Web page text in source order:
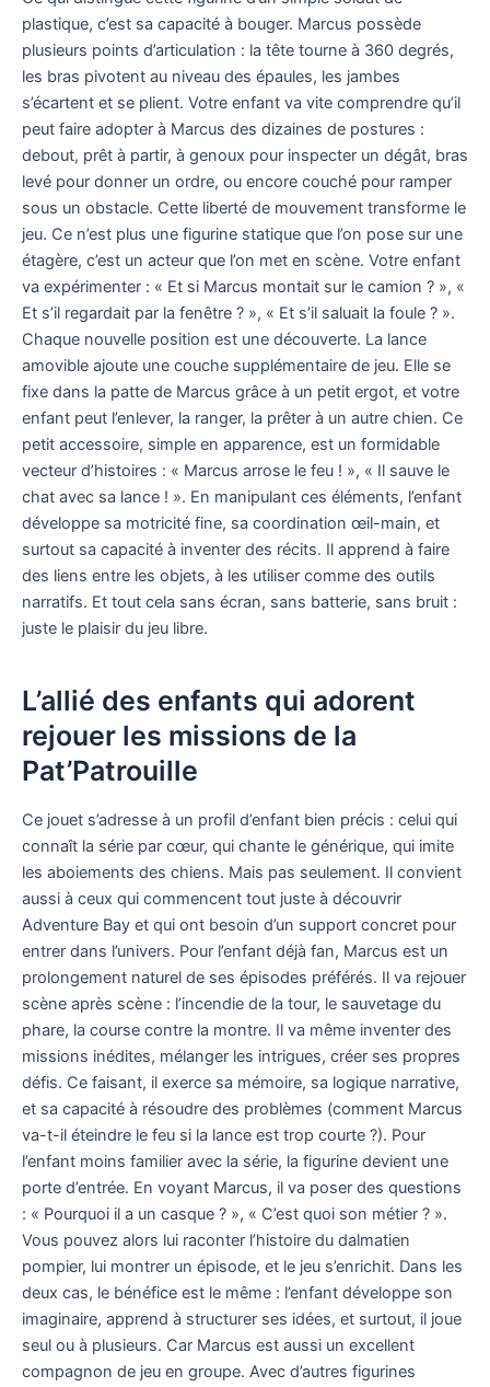
plastique, c’est sa capacité à bouger. Marcus possède
plusieurs points d’articulation : la tête tourne à 360 degrés,
les bras pivotent au niveau des épaules, les jambes
s’écartent et se plient. Votre enfant va vite comprendre qu’il
peut faire adopter à Marcus des dizaines de postures :
debout, prêt à partir, à genoux pour inspecter un dégât, bras
levé pour donner un ordre, ou encore couché pour ramper
sous un obstacle. Cette liberté de mouvement transforme le
jeu. Ce n’est plus une figurine statique que l’on pose sur une
étagère, c’est un acteur que l’on met en scène. Votre enfant
va expérimenter : « Et si Marcus montait sur le camion ? », «
Et s’il regardait par la fenêtre ? », « Et s’il saluait la foule ? ».
Chaque nouvelle position est une découverte. La lance
amovible ajoute une couche supplémentaire de jeu. Elle se
fixe dans la patte de Marcus grâce à un petit ergot, et votre
enfant peut l’enlever, la ranger, la prêter à un autre chien. Ce
petit accessoire, simple en apparence, est un formidable
vecteur d’histoires : « Marcus arrose le feu ! », « Il sauve le
chat avec sa lance ! ». En manipulant ces éléments, l’enfant
développe sa motricité fine, sa coordination œil-main, et
surtout sa capacité à inventer des récits. Il apprend à faire
des liens entre les objets, à les utiliser comme des outils
narratifs. Et tout cela sans écran, sans batterie, sans bruit :
juste le plaisir du jeu libre.
L’allié des enfants qui adorent
rejouer les missions de la
Pat’Patrouille
Ce jouet s’adresse à un profil d’enfant bien précis : celui qui
connaît la série par cœur, qui chante le générique, qui imite
les aboiements des chiens. Mais pas seulement. Il convient
aussi à ceux qui commencent tout juste à découvrir
Adventure Bay et qui ont besoin d’un support concret pour
entrer dans l’univers. Pour l’enfant déjà fan, Marcus est un
prolongement naturel de ses épisodes préférés. Il va rejouer
scène après scène : l’incendie de la tour, le sauvetage du
phare, la course contre la montre. Il va même inventer des
missions inédites, mélanger les intrigues, créer ses propres
défis. Ce faisant, il exerce sa mémoire, sa logique narrative,
et sa capacité à résoudre des problèmes (comment Marcus
va-t-il éteindre le feu si la lance est trop courte ?). Pour
l’enfant moins familier avec la série, la figurine devient une
porte d’entrée. En voyant Marcus, il va poser des questions
: « Pourquoi il a un casque ? », « C’est quoi son métier ? ».
Vous pouvez alors lui raconter l’histoire du dalmatien
pompier, lui montrer un épisode, et le jeu s’enrichit. Dans les
deux cas, le bénéfice est le même : l’enfant développe son
imaginaire, apprend à structurer ses idées, et surtout, il joue
seul ou à plusieurs. Car Marcus est aussi un excellent
compagnon de jeu en groupe. Avec d’autres figurines